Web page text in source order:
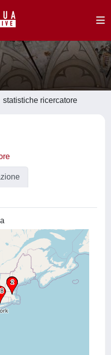
statistiche ricercatore